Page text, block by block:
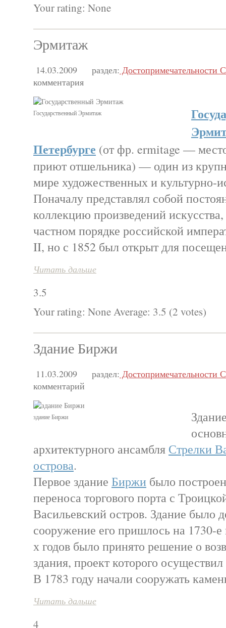
Your rating: None
Эрмитаж
14.03.2009 раздел: Достопримечательности
комментария
Государственный Эрмитаж
Петербурге (от фр. ermitage —
приют отшельника) — один из
мире художественных и культурно-
Поначалу представлял собой
коллекцию произведений
частном порядке российской
II, но с 1852 был открыт для
Читать дальше
3.5
Your rating: NoneAverage: 3.5 (2 votes)
Здание Биржи
11.03.2009 раздел: Достопримечательности
комментарий
здание Биржи
архитектурного ансамбля Стрелки
острова.
Первое здание Биржи было
переноса торгового порта с
Васильевский остров. Здание было
сооружение его пришлось на 1730-
х годов было принято решение о
здания, проект которого осуществил
В 1783 году начали сооружать
Читать дальше
4